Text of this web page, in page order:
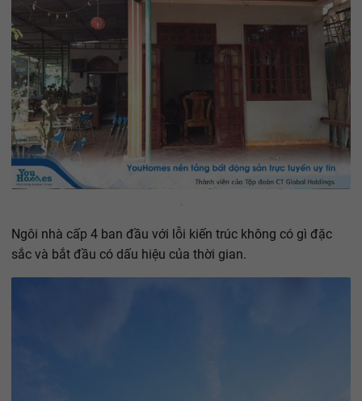
.
Ngôi nhà cấp 4 ban đầu với lỗi kiến trúc không có gì đặc
sắc và bắt đầu có dấu hiệu của thời gian.